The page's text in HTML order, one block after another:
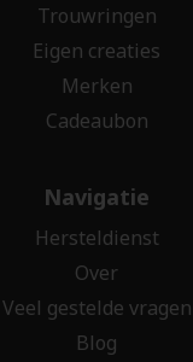
Trouwringen
Eigen creaties
Merken
Cadeaubon
Navigatie
Hersteldienst
Over
Veel gestelde vragen
Blog